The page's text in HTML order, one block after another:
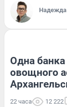
Надежда
Одна
овощного
22 часа 12 222